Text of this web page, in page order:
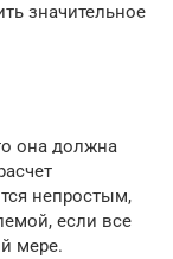
значительное
она должна
непростым,
если все
мере.